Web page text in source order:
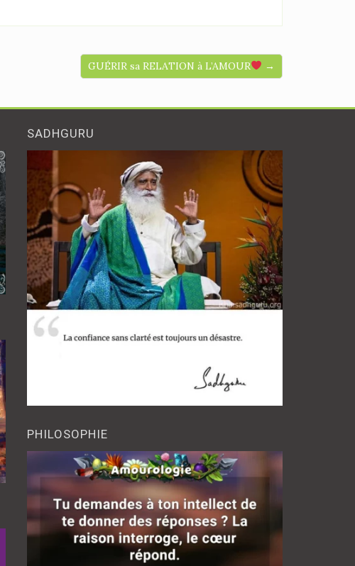
GUÉRIR sa RELATION à L’AMOUR →
SADHGURU
PHILOSOPHIE